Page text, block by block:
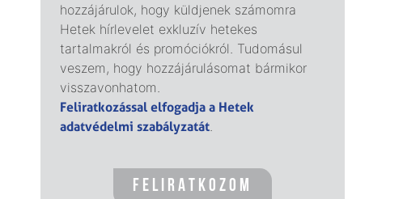
hozzájárulok, hogy küldjenek számomra
Hetek hírlevelet exkluzív hetekes
tartalmakról és promóciókról. Tudomásul
veszem, hogy hozzájárulásomat bármikor
visszavonhatom.
Feliratkozással elfogadja a Hetek
adatvédelmi szabályzatát.